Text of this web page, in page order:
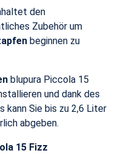
den
Zubehör um
beginnen zu
blupura Piccola 15
und dank des
kann Sie bis zu 2,6 Liter
abgeben.
15 Fizz